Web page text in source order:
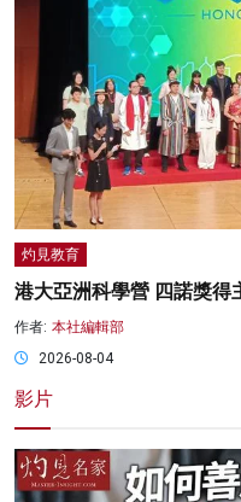
灼見教育
港大亞洲科學營 四諾獎得
作者: 本社編輯部
2026-08-04
影片